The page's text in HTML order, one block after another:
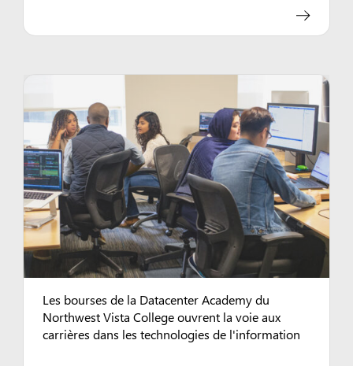
Les bourses de la Datacenter Academy du
Northwest Vista College ouvrent la voie aux
carrières dans les technologies de l'information